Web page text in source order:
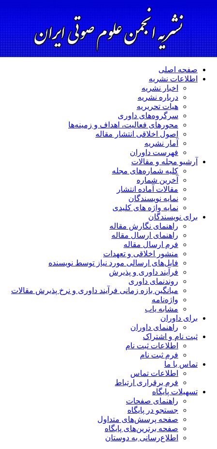
صفحه اصلی
اطلاعات نشریه
اخبار نشریه
درباره نشریه
هیات تحریریه
سرگروه‌های داوری
محورهای فعالیت، اهداف و زمینه‌ها
اصول اخلاقی انتشار مقاله
آمار نشریه
فهرست داوران
آرشیو مجله و مقالات
کلیه شماره‌های مجله
آخرین شماره
مقالات آماده انتشار
نمایه نویسندگان
نمایه واژه های کلیدی
برای نویسندگان
راهنمای نگارش مقاله
راهنمای ارسال مقاله
فرم ارسال مقاله
منشور اخلاقی و تعهدات
فایل‌های ارسالی مورد نیاز توسط نویسنده
فرآیند داوری و پذیرش
روندنمای داوری
میانگین بازه زمانی فرآیند داوری و نرخ پذیرش مقالات
واژه‌نامه
مشابه یاب
برای داوران
راهنمای داوران
ثبت نام و اشتراک
اطلاعات ثبت نام
فرم ثبت نام
تماس با ما
اطلاعات تماس
فرم برقراری ارتباط
تسهیلات پایگاه
راهنمای صفحات
جستجو در پایگاه
صفحه پرسش‌های متداول
صفحه برترین‌های پایگاه
اطلاع‌رسانی به دوستان